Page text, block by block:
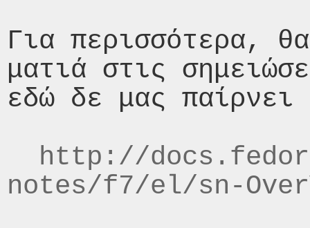
Για περισσότερα,
ματιά στις
εδώ δε μας
http://
notes/f7/el/sn-